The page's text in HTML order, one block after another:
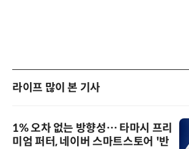
라이프 많이 본 기사
1% 오차 없는 방향성… 타마시 프리
미엄 퍼터, 네이버 스마트스토어 '반